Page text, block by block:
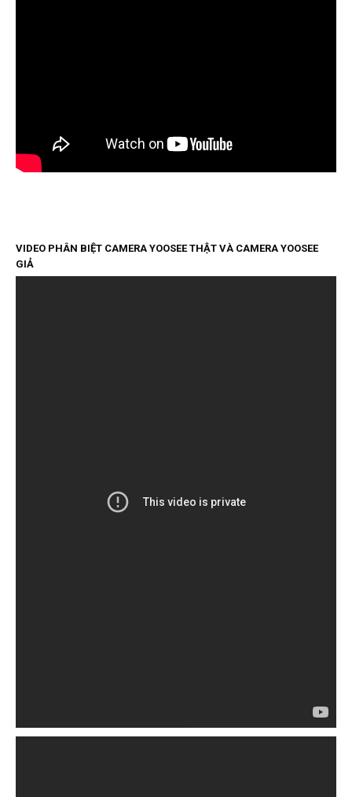
VIDEO PHÂN BIỆT CAMERA YOOSEE THẬT VÀ CAMERA YOOSEE
GIẢ